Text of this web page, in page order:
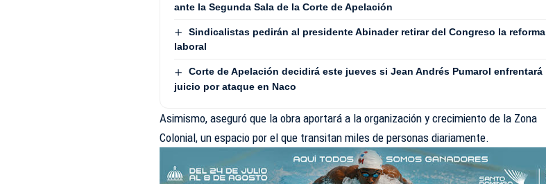
ante la Segunda Sala de la Corte de Apelación
Sindicalistas pedirán al presidente Abinader retirar del Congreso la reforma
laboral
Corte de Apelación decidirá este jueves si Jean Andrés Pumarol enfrentará
juicio por ataque en Naco
Asimismo, aseguró que la obra aportará a la organización y crecimiento de la Zona
Colonial, un espacio por el que transitan miles de personas diariamente.